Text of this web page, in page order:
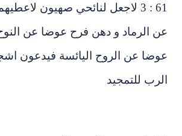
61 : 3 لاجعل لنائحي صهيون لاعطيهم
الرماد و دهن فرح عوضا عن النوح
عن الروح اليائسة فيدعون اشجار
للتمجيد